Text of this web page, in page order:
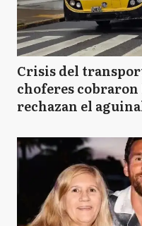
Crisis del
choferes
rechazan el